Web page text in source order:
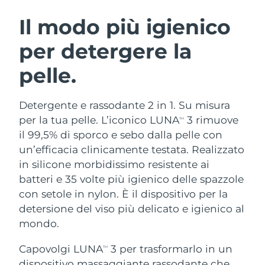
Il modo più igienico
per detergere la
pelle.
Detergente e rassodante 2 in 1. Su misura
per la tua pelle. L’iconico LUNATM
3 rimuove
il 99,5% di sporco e sebo dalla pelle con
un’efficacia clinicamente testata. Realizzato
in silicone morbidissimo resistente ai
batteri e 35 volte più igienico delle spazzole
con setole in nylon. È il dispositivo per la
detersione del viso più delicato e igienico al
mondo.
Capovolgi LUNATM
3 per trasformarlo in un
Detersione viso
Anti-aging massage
LUNA™ 4 Plus
Massage, LED heating
LUNA™ 4 Men
Microcurrent toning
BEAR™ 2 go
Microcurrent toning on-the-go
BEAR™ 2 eyes & lips
Idratazione
UFO™ 3 pacchetto
Deep facial hydration
UFO™ 3 LED
device
Igiene orale
issa™ 4
Hybrid silicone sonic toothbrush
TRATTAMENTI ANTI-AGE FAQ™
Anti-age Trattamenti LED
NEW
Austria Consegna stimata
Bahrein Consegna stimata
Belgio
Bermuda Consegna stimata 8/14/26
Bosnia ed
Erzegovina
Consegna stimata8/11/26
Brunei Consegna stimata
Bulgaria Consegna stimata8/8/26
Canada
Cile Consegna stimata 8/12/26